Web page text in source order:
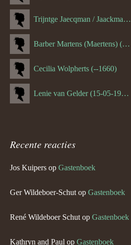
Trijntge Jaecqman / Jaackman (--1651)
Barber Martens (Maertens) (--1658)
Cecilia Wolpherts (--1660)
Lenie van Gelder (15-05-1970)
Recente reacties
Jos Kuipers op Gastenboek
Ger Wildeboer-Schut op Gastenboek
René Wildeboer Schut op Gastenboek
Kathryn and Paul op Gastenboek